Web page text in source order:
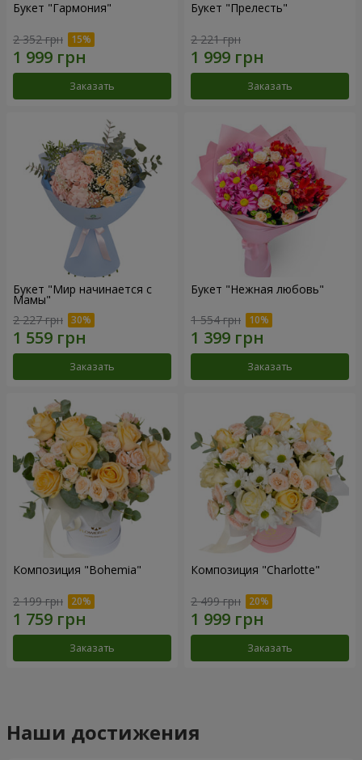
Букет "Гармония"
2 352 грн
Заказать
Букет "Прелесть"
2 221 грн
Заказать
Букет "Мир начинается с
Мамы"
2 227 грн
Заказать
Букет "Нежная любовь"
1 554 грн
Заказать
Композиция "Bohemia"
2 199 грн
Заказать
Композиция "Charlotte"
2 499 грн
Заказать
Наши достижения